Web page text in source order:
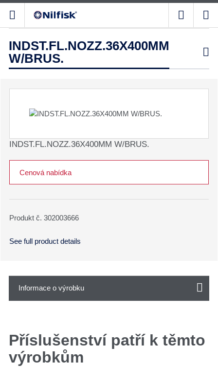
INDST.FL.NOZZ.36X400MM
W/BRUS.

INDST.FL.NOZZ.36X400MM W/BRUS.
Cenová nabídka
Produkt č. 302003666
See full product details
Informace o výrobku
Příslušenství patří k těmto
výrobkům